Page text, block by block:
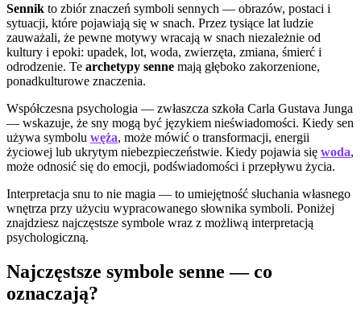
Sennik to zbiór znaczeń symboli sennych — obrazów, postaci i
sytuacji, które pojawiają się w snach. Przez tysiące lat ludzie
zauważali, że pewne motywy wracają w snach niezależnie od
kultury i epoki: upadek, lot, woda, zwierzęta, zmiana, śmierć i
odrodzenie. Te archetypy senne mają głęboko zakorzenione,
ponadkulturowe znaczenia.
Współczesna psychologia — zwłaszcza szkoła Carla Gustava Junga
— wskazuje, że sny mogą być językiem nieświadomości. Kiedy sen
używa symbolu węża, może mówić o transformacji, energii
życiowej lub ukrytym niebezpieczeństwie. Kiedy pojawia się woda,
może odnosić się do emocji, podświadomości i przepływu życia.
Interpretacja snu to nie magia — to umiejętność słuchania własnego
wnętrza przy użyciu wypracowanego słownika symboli. Poniżej
znajdziesz najczęstsze symbole wraz z możliwą interpretacją
psychologiczną.
Najczęstsze symbole senne — co
oznaczają?